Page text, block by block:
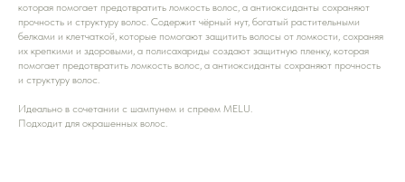
которая помогает предотвратить ломкость волос, а антиоксиданты сохраняют
прочность и структуру волос. Содержит чёрный нут, богатый растительными
белками и клетчаткой, которые помогают защитить волосы от ломкости, сохраняя
их крепкими и здоровыми, а полисахариды создают защитную пленку, которая
помогает предотвратить ломкость волос, а антиоксиданты сохраняют прочность
и структуру волос.
Идеально в сочетании с шампунем и спреем MELU.
Подходит для окрашенных волос.